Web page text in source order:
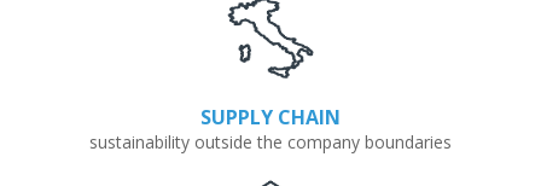
SUPPLY CHAIN
sustainability outside the company boundaries